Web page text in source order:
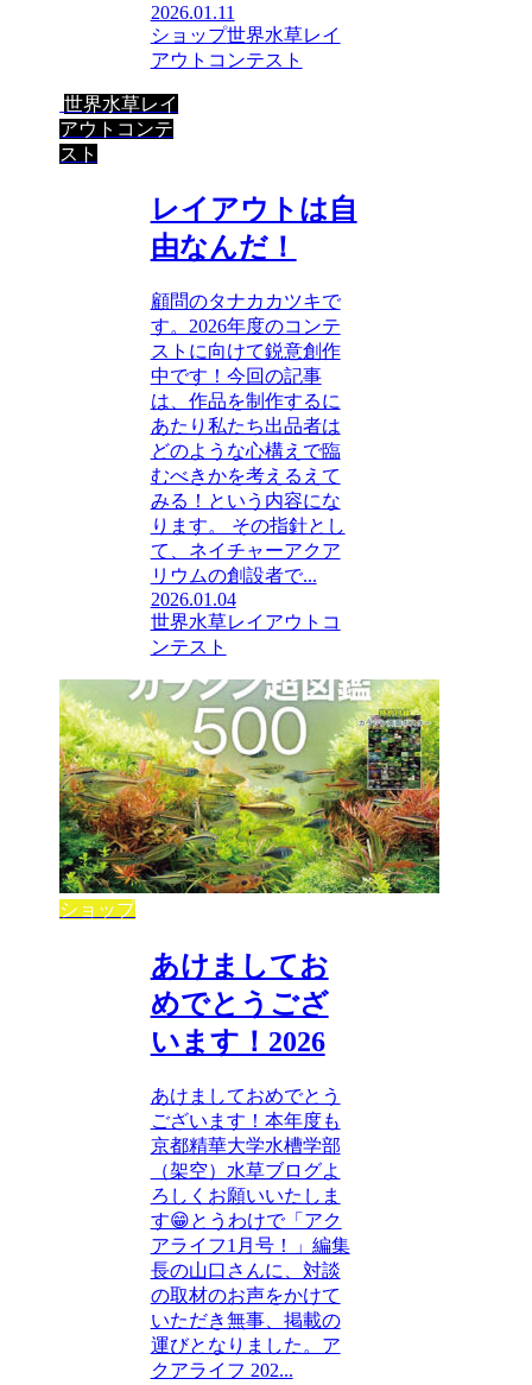
2026.01.11
ショップ世界水草レイ
アウトコンテスト
世界水草レイ
アウトコンテ
スト
レイアウトは自
由なんだ！
顧問のタナカカツキで
す。2026年度のコンテ
ストに向けて鋭意創作
中です！今回の記事
は、作品を制作するに
あたり私たち出品者は
どのような心構えで臨
むべきかを考えるえて
みる！という内容にな
ります。 その指針とし
て、ネイチャーアクア
リウムの創設者で...
2026.01.04
世界水草レイアウトコ
ンテスト
ショップ
あけましてお
めでとうござ
います！2026
あけましておめでとう
ございます！本年度も
京都精華大学水槽学部
（架空）水草ブログよ
ろしくお願いいたしま
す😁とうわけで「アク
アライフ1月号！」編集
長の山口さんに、対談
の取材のお声をかけて
いただき無事、掲載の
運びとなりました。ア
クアライフ 202...